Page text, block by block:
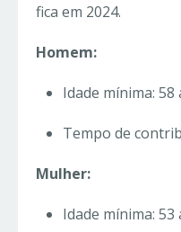
fica em 2024.
Homem:
Idade mínima: 58
Tempo de
Mulher:
Idade mínima: 53